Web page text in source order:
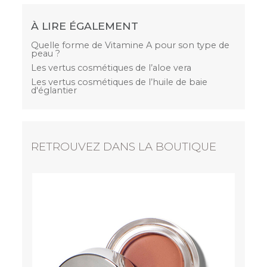
À LIRE ÉGALEMENT
Quelle forme de Vitamine A pour son type de
peau ?
Les vertus cosmétiques de l’aloe vera
Les vertus cosmétiques de l’huile de baie
d'églantier
RETROUVEZ DANS LA BOUTIQUE
29,90